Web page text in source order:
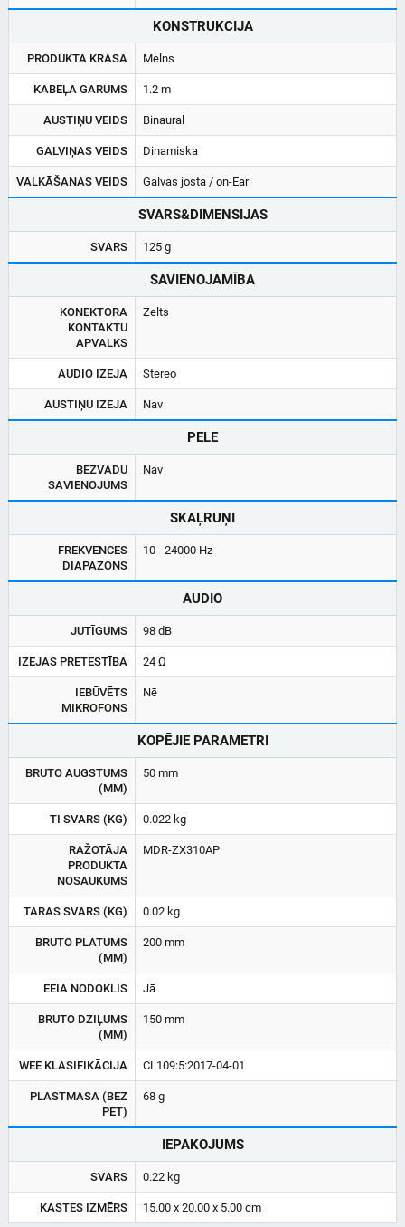
KONSTRUKCIJA
PRODUKTA KRĀSA Melns
KABEĻA GARUMS 1.2 m
AUSTIŅU VEIDS Binaural
GALVIŅAS VEIDS Dinamiska
VALKĀŠANAS VEIDS Galvas josta / on-Ear
SVARS&DIMENSIJAS
SVARS 125 g
SAVIENOJAMĪBA
KONEKTORA
KONTAKTU
APVALKS
Zelts
AUDIO IZEJA Stereo
AUSTIŅU IZEJA Nav
PELE
BEZVADU
SAVIENOJUMS
Nav
SKAĻRUŅI
FREKVENCES
DIAPAZONS
10 - 24000 Hz
AUDIO
JUTĪGUMS 98 dB
IZEJAS PRETESTĪBA 24 Ω
IEBŪVĒTS
MIKROFONS
Nē
KOPĒJIE PARAMETRI
BRUTO AUGSTUMS
(MM)
50 mm
TI SVARS (KG) 0.022 kg
RAŽOTĀJA
PRODUKTA
NOSAUKUMS
MDR-ZX310AP
TARAS SVARS (KG) 0.02 kg
BRUTO PLATUMS
(MM)
200 mm
EEIA NODOKLIS Jā
BRUTO DZIĻUMS
(MM)
150 mm
WEE KLASIFIKĀCIJA CL109:5:2017-04-01
PLASTMASA (BEZ
PET)
68 g
IEPAKOJUMS
SVARS 0.22 kg
KASTES IZMĒRS 15.00 x 20.00 x 5.00 cm